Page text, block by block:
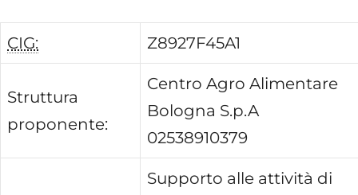
CIG: Z8927F45A1
Struttura
proponente:
Centro Agro Alimentare
Bologna S.p.A
02538910379
Supporto alle attività di